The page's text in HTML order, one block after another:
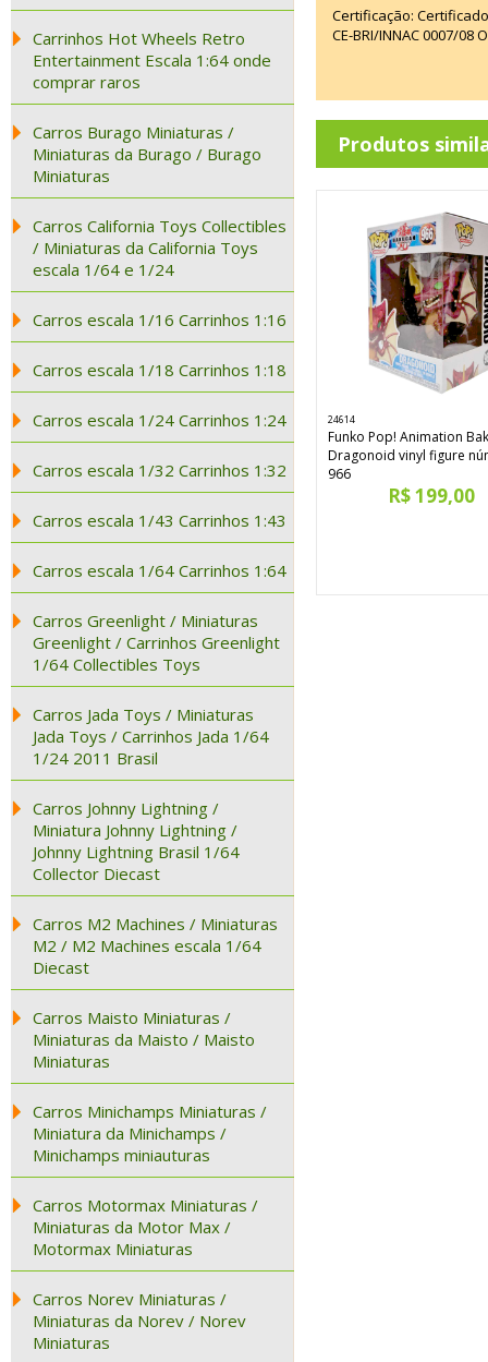
Carrinhos Hot Wheels Retro
Entertainment Escala 1:64 onde
comprar raros
Carros Burago Miniaturas /
Miniaturas da Burago / Burago
Miniaturas
Carros California Toys Collectibles
/ Miniaturas da California Toys
escala 1/64 e 1/24
Carros escala 1/16 Carrinhos 1:16
Carros escala 1/18 Carrinhos 1:18
Carros escala 1/24 Carrinhos 1:24
Carros escala 1/32 Carrinhos 1:32
Carros escala 1/43 Carrinhos 1:43
Carros escala 1/64 Carrinhos 1:64
Carros Greenlight / Miniaturas
Greenlight / Carrinhos Greenlight
1/64 Collectibles Toys
Carros Jada Toys / Miniaturas
Jada Toys / Carrinhos Jada 1/64
1/24 2011 Brasil
Carros Johnny Lightning /
Miniatura Johnny Lightning /
Johnny Lightning Brasil 1/64
Collector Diecast
Carros M2 Machines / Miniaturas
M2 / M2 Machines escala 1/64
Diecast
Carros Maisto Miniaturas /
Miniaturas da Maisto / Maisto
Miniaturas
Carros Minichamps Miniaturas /
Miniatura da Minichamps /
Minichamps miniauturas
Carros Motormax Miniaturas /
Miniaturas da Motor Max /
Motormax Miniaturas
Carros Norev Miniaturas /
Miniaturas da Norev / Norev
Miniaturas
Certificação:
CE-BRI/INNAC 0007/08
Produtos
24614
Funko Pop! Animation
Dragonoid vinyl figure
966
R$ 199,00